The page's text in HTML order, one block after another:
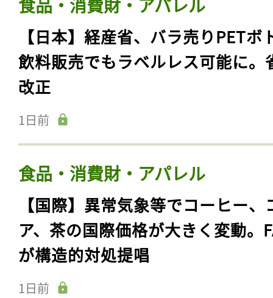
食品・消費財・アパレル
【日本】経産省、バラ売りPETボ
飲料販売でもラベルレス可能に。
改正
1日前
食品・消費財・アパレル
【国際】異常気象等でコーヒー、
ア、茶の国際価格が大きく変動。
が構造的対処提唱
1日前